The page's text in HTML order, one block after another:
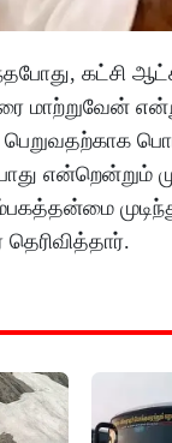
கட்சி
மாற்றுவேன்
என்றென்றும்